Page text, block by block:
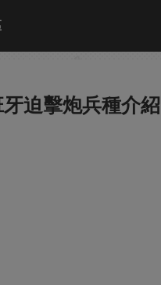
牙迫擊炮兵種介紹